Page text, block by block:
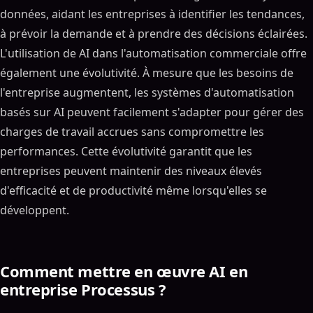
données, aidant les entreprises à identifier les tendances,
à prévoir la demande et à prendre des décisions éclairées.
L'utilisation de AI dans l'automatisation commerciale offre
également une évolutivité. À mesure que les besoins de
l'entreprise augmentent, les systèmes d'automatisation
basés sur AI peuvent facilement s'adapter pour gérer des
charges de travail accrues sans compromettre les
performances. Cette évolutivité garantit que les
entreprises peuvent maintenir des niveaux élevés
d'efficacité et de productivité même lorsqu'elles se
développent.
Comment mettre en œuvre AI en
entreprise Processus ?